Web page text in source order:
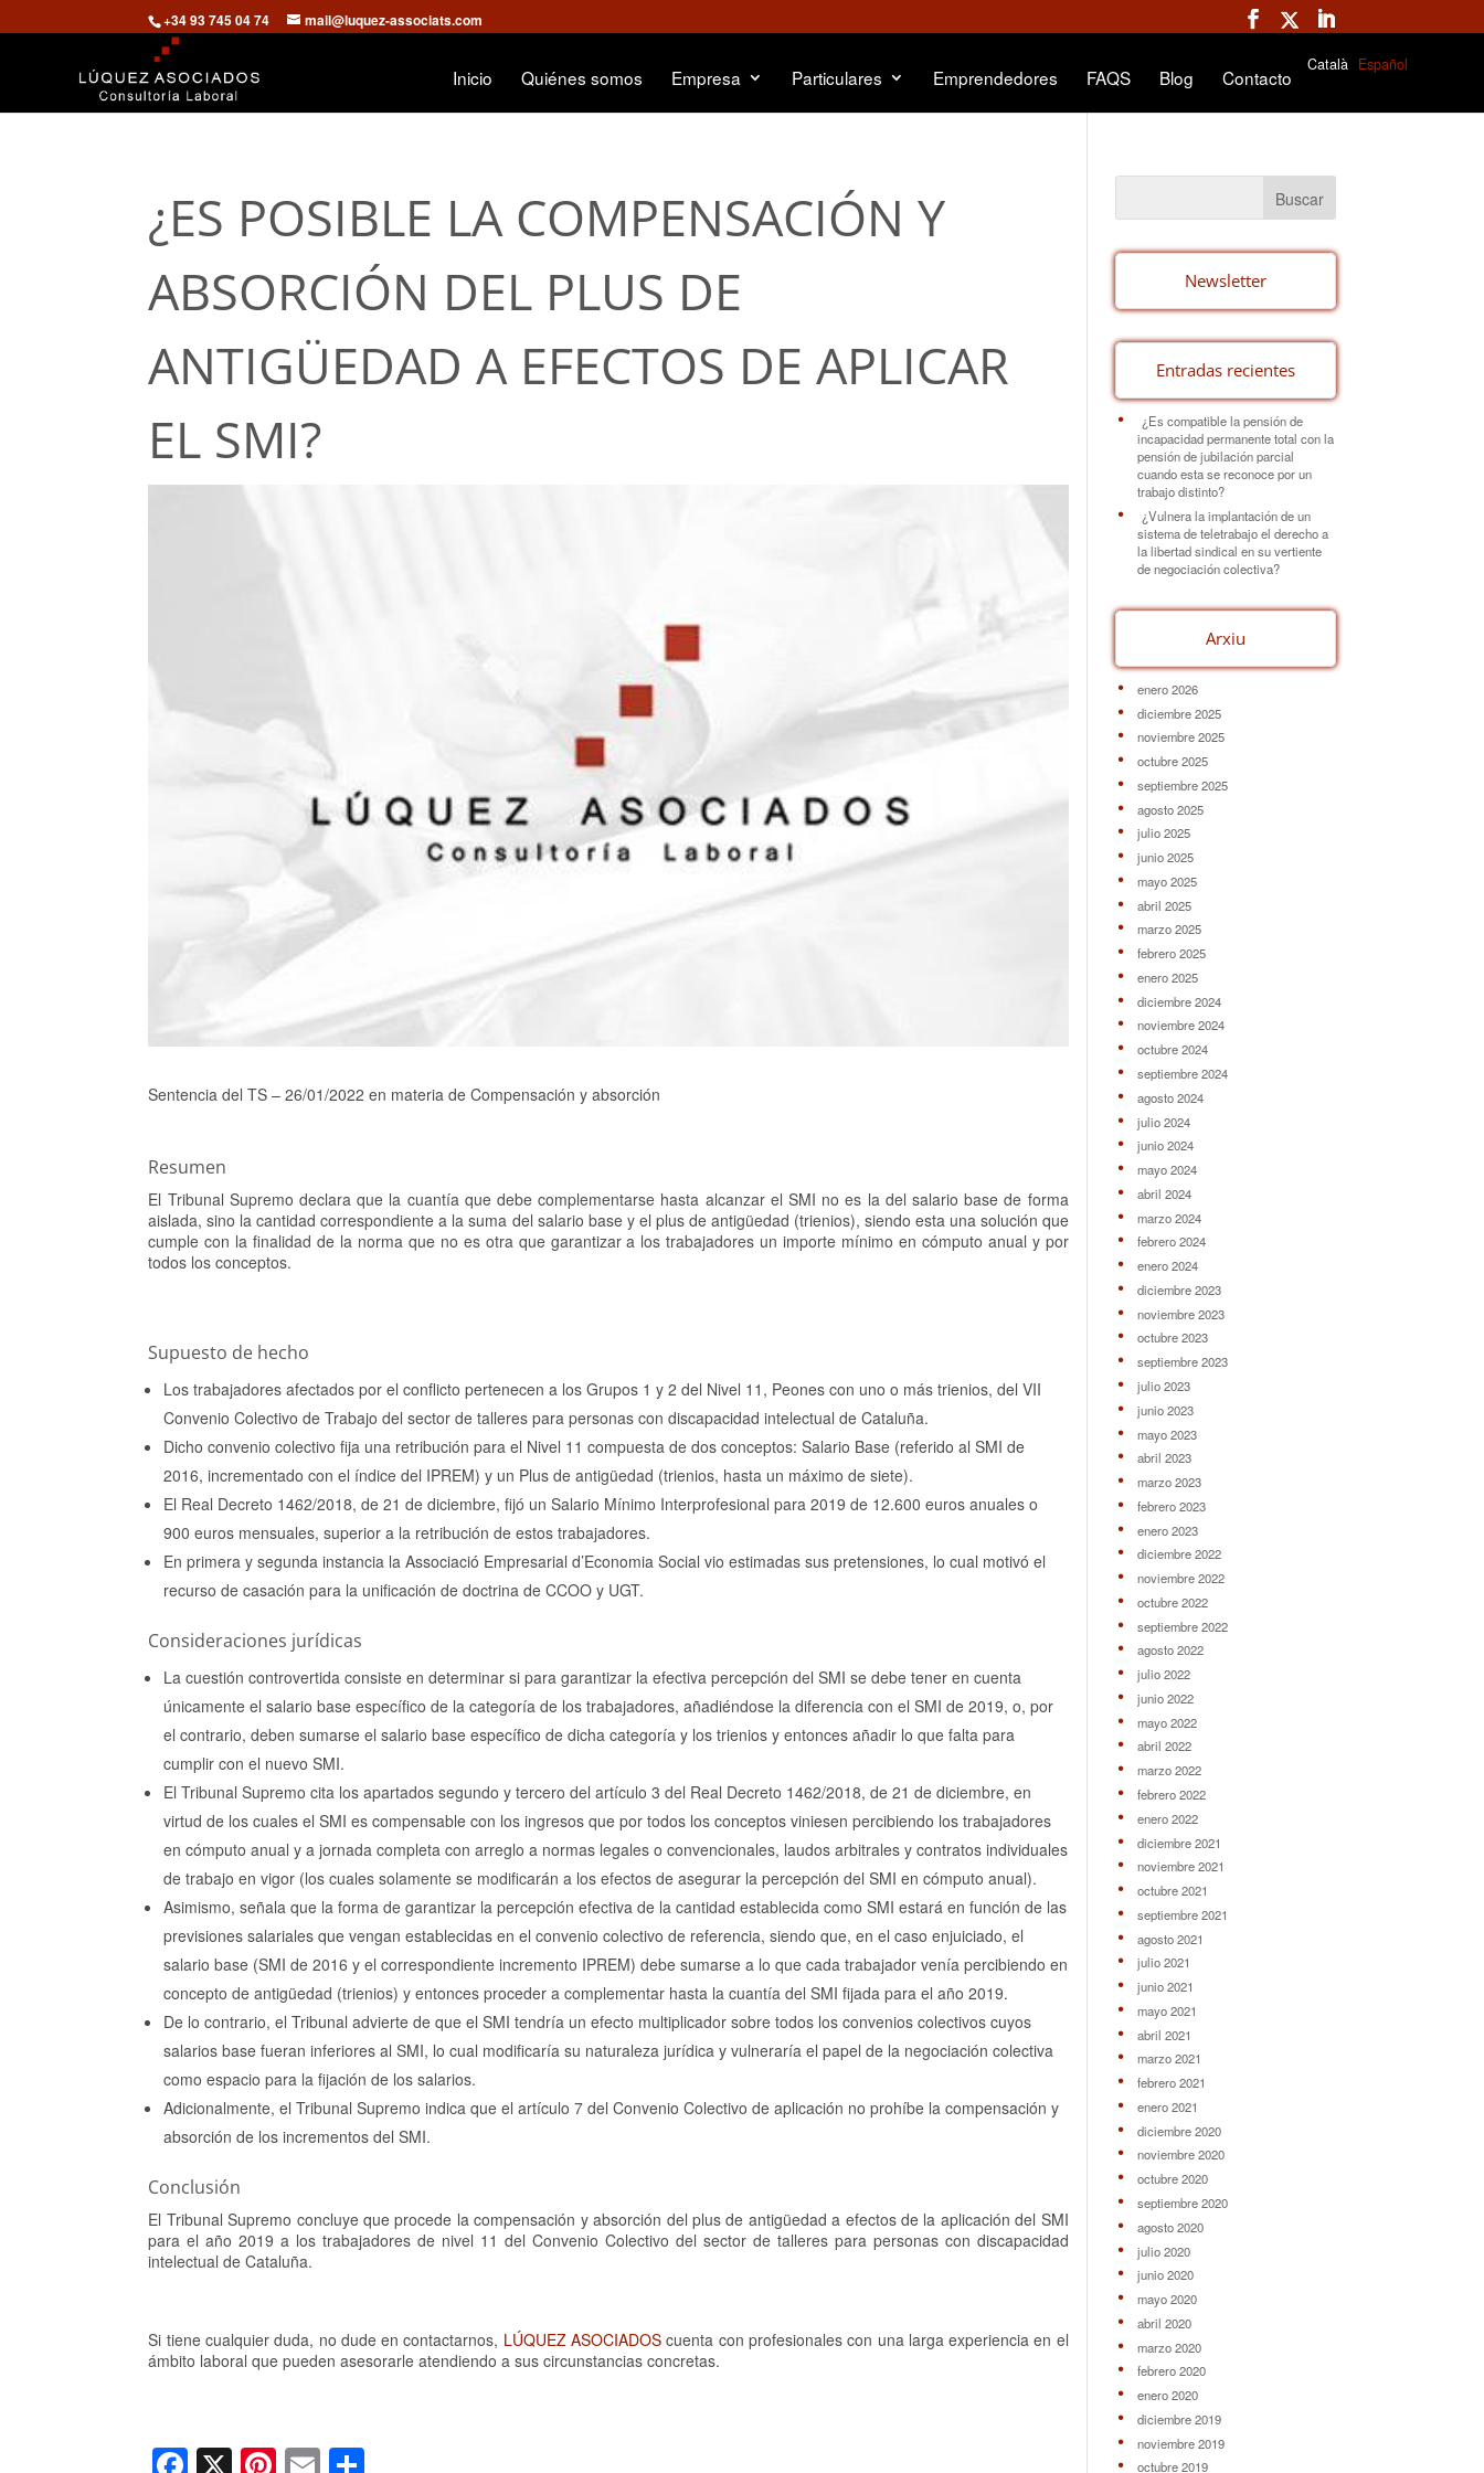
+34 93 745 04 74 mail@luquez-associats.com
Inicio Quiénes somos Empresa Particulares Emprendedores FAQS Blog Contacto
Català Español
¿ES POSIBLE LA COMPENSACIÓN Y
ABSORCIÓN DEL PLUS DE
ANTIGÜEDAD A EFECTOS DE APLICAR
EL SMI?
Sentencia del TS – 26/01/2022 en materia de Compensación y absorción
Resumen
El Tribunal Supremo declara que la cuantía que debe complementarse hasta alcanzar el SMI no es la del salario base de forma
aislada, sino la cantidad correspondiente a la suma del salario base y el plus de antigüedad (trienios), siendo esta una solución que
cumple con la finalidad de la norma que no es otra que garantizar a los trabajadores un importe mínimo en cómputo anual y por
todos los conceptos.
Supuesto de hecho
Los trabajadores afectados por el conflicto pertenecen a los Grupos 1 y 2 del Nivel 11, Peones con uno o más trienios, del VII
Convenio Colectivo de Trabajo del sector de talleres para personas con discapacidad intelectual de Cataluña.
Dicho convenio colectivo fija una retribución para el Nivel 11 compuesta de dos conceptos: Salario Base (referido al SMI de
2016, incrementado con el índice del IPREM) y un Plus de antigüedad (trienios, hasta un máximo de siete).
El Real Decreto 1462/2018, de 21 de diciembre, fijó un Salario Mínimo Interprofesional para 2019 de 12.600 euros anuales o
900 euros mensuales, superior a la retribución de estos trabajadores.
En primera y segunda instancia la Associació Empresarial d’Economia Social vio estimadas sus pretensiones, lo cual motivó el
recurso de casación para la unificación de doctrina de CCOO y UGT.
Consideraciones jurídicas
La cuestión controvertida consiste en determinar si para garantizar la efectiva percepción del SMI se debe tener en cuenta
únicamente el salario base específico de la categoría de los trabajadores, añadiéndose la diferencia con el SMI de 2019, o, por
el contrario, deben sumarse el salario base específico de dicha categoría y los trienios y entonces añadir lo que falta para
cumplir con el nuevo SMI.
El Tribunal Supremo cita los apartados segundo y tercero del artículo 3 del Real Decreto 1462/2018, de 21 de diciembre, en
virtud de los cuales el SMI es compensable con los ingresos que por todos los conceptos viniesen percibiendo los trabajadores
en cómputo anual y a jornada completa con arreglo a normas legales o convencionales, laudos arbitrales y contratos individuales
de trabajo en vigor (los cuales solamente se modificarán a los efectos de asegurar la percepción del SMI en cómputo anual).
Asimismo, señala que la forma de garantizar la percepción efectiva de la cantidad establecida como SMI estará en función de las
previsiones salariales que vengan establecidas en el convenio colectivo de referencia, siendo que, en el caso enjuiciado, el
salario base (SMI de 2016 y el correspondiente incremento IPREM) debe sumarse a lo que cada trabajador venía percibiendo en
concepto de antigüedad (trienios) y entonces proceder a complementar hasta la cuantía del SMI fijada para el año 2019.
De lo contrario, el Tribunal advierte de que el SMI tendría un efecto multiplicador sobre todos los convenios colectivos cuyos
salarios base fueran inferiores al SMI, lo cual modificaría su naturaleza jurídica y vulneraría el papel de la negociación colectiva
como espacio para la fijación de los salarios.
Adicionalmente, el Tribunal Supremo indica que el artículo 7 del Convenio Colectivo de aplicación no prohíbe la compensación y
absorción de los incrementos del SMI.
Conclusión
El Tribunal Supremo concluye que procede la compensación y absorción del plus de antigüedad a efectos de la aplicación del SMI
para el año 2019 a los trabajadores de nivel 11 del Convenio Colectivo del sector de talleres para personas con discapacidad
intelectual de Cataluña.
Si tiene cualquier duda, no dude en contactarnos, LÚQUEZ ASOCIADOS cuenta con profesionales con una larga experiencia en el
ámbito laboral que pueden asesorarle atendiendo a sus circunstancias concretas.
Newsletter
Entradas recientes
¿Es compatible la pensión de
incapacidad permanente total con la
pensión de jubilación parcial
cuando esta se reconoce por un
trabajo distinto?
¿Vulnera la implantación de un
sistema de teletrabajo el derecho a
la libertad sindical en su vertiente
de negociación colectiva?
Arxiu
enero 2026
diciembre 2025
noviembre 2025
octubre 2025
septiembre 2025
agosto 2025
julio 2025
junio 2025
mayo 2025
abril 2025
marzo 2025
febrero 2025
enero 2025
diciembre 2024
noviembre 2024
octubre 2024
septiembre 2024
agosto 2024
julio 2024
junio 2024
mayo 2024
abril 2024
marzo 2024
febrero 2024
enero 2024
diciembre 2023
noviembre 2023
octubre 2023
septiembre 2023
julio 2023
junio 2023
mayo 2023
abril 2023
marzo 2023
febrero 2023
enero 2023
diciembre 2022
noviembre 2022
octubre 2022
septiembre 2022
agosto 2022
julio 2022
junio 2022
mayo 2022
abril 2022
marzo 2022
febrero 2022
enero 2022
diciembre 2021
noviembre 2021
octubre 2021
septiembre 2021
agosto 2021
julio 2021
junio 2021
mayo 2021
abril 2021
marzo 2021
febrero 2021
enero 2021
diciembre 2020
noviembre 2020
octubre 2020
septiembre 2020
agosto 2020
julio 2020
junio 2020
mayo 2020
abril 2020
marzo 2020
febrero 2020
enero 2020
diciembre 2019
noviembre 2019
octubre 2019